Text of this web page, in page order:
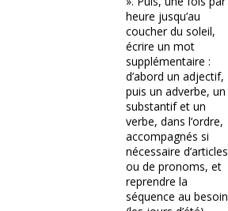
heure jusqu’au
coucher du soleil,
écrire un mot
supplémentaire :
d’abord un adjectif,
puis un adverbe, un
substantif et un
verbe, dans l’ordre,
accompagnés si
nécessaire d’articles
ou de pronoms, et
reprendre la
séquence au besoin